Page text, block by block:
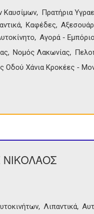
Καυσίμων Πρατήρια
Καφέδες
Αγορά - Εμπόριο
Νομός Λακωνίας
Οδού Χάνια Κροκέες -
ΝΙΚΟΛΑΟΣ
Λιπαντικά